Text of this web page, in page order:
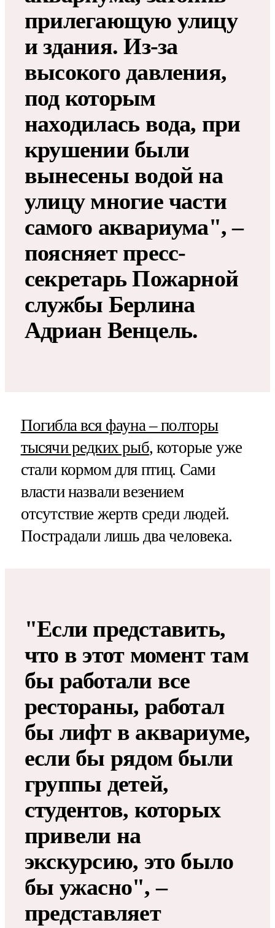
прилегающую улицу
и здания. Из-за
высокого давления,
под которым
находилась вода, при
крушении были
вынесены водой на
улицу многие части
самого аквариума", –
поясняет пресс-
секретарь Пожарной
службы Берлина
Адриан Венцель.
Погибла вся фауна – полторы
тысячи редких рыб, которые уже
стали кормом для птиц. Сами
власти назвали везением
отсутствие жертв среди людей.
Пострадали лишь два человека.
"Если представить,
что в этот момент там
бы работали все
рестораны, работал
бы лифт в аквариуме,
если бы рядом были
группы детей,
студентов, которых
привели на
экскурсию, это было
бы ужасно", –
представляет